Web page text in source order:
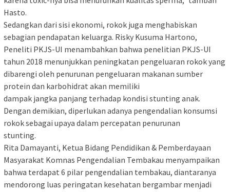
Hasto.
Sedangkan dari sisi ekonomi, rokok juga menghabiskan
sebagian pendapatan keluarga. Risky Kusuma Hartono,
Peneliti PKJS-UI menambahkan bahwa penelitian PKJS-UI
tahun 2018 menunjukkan peningkatan pengeluaran rokok yang
dibarengi oleh penurunan pengeluaran makanan sumber
protein dan karbohidrat akan memiliki
dampak jangka panjang terhadap kondisi stunting anak.
Dengan demikian, diperlukan adanya pengendalian konsumsi
rokok sebagai upaya dalam percepatan penurunan
stunting.
Rita Damayanti, Ketua Bidang Pendidikan & Pemberdayaan
Masyarakat Komnas Pengendalian Tembakau menyampaikan
bahwa terdapat 6 pilar pengendalian tembakau, diantaranya
mendorong luas peringatan kesehatan bergambar menjadi